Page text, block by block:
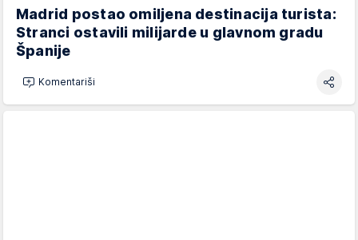
Madrid postao omiljena destinacija turista:
Stranci ostavili milijarde u glavnom gradu
Španije
Komentariši